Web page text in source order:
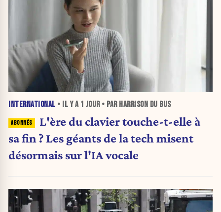
INTERNATIONAL • IL Y A 1 JOUR• PAR HARRISON DU BUS
L'ère du clavier touche-t-elle à
sa fin ? Les géants de la tech misent
désormais sur l'IA vocale